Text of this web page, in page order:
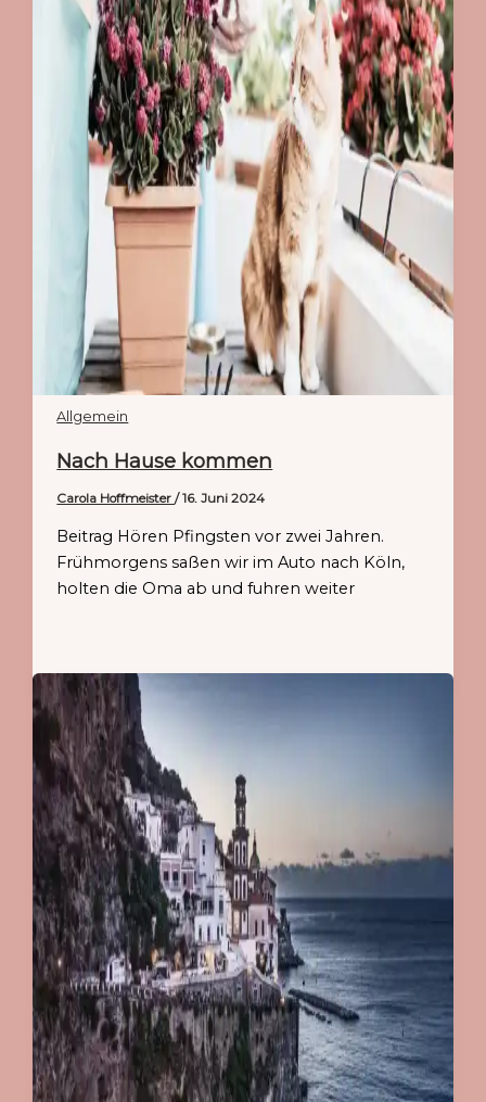
Allgemein
Nach Hause kommen
Carola Hoffmeister/16. Juni 2024
Beitrag Hören Pfingsten vor zwei Jahren.
Frühmorgens saßen wir im Auto nach Köln,
holten die Oma ab und fuhren weiter